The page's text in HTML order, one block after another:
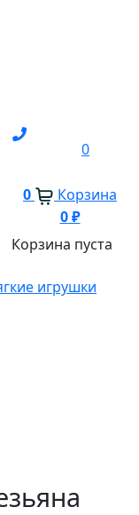
0
0
Корзина
0₽
Корзина пуста
игрушки